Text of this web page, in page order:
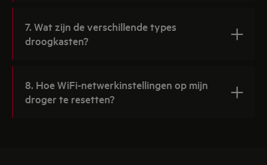
7. Wat zijn de verschillende types
droogkasten?
8. Hoe WiFi-netwerkinstellingen op mijn
droger te resetten?